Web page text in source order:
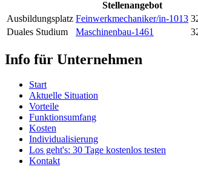
Stellenangebot
Ausbildungsplatz Feinwerkmechaniker/in-1013
Duales Studium
Maschinenbau-1461
Info für Unternehmen
Start
Aktuelle Situation
Vorteile
Funktionsumfang
Kosten
Individualisierung
Los geht's: 30 Tage kostenlos testen
Kontakt